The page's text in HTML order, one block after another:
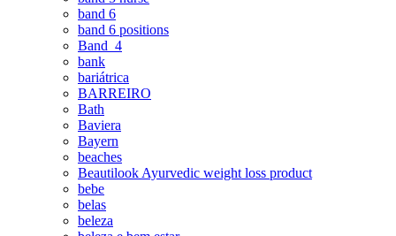
band 6
band 6 positions
Band_4
bank
bariátrica
BARREIRO
Bath
Baviera
Bayern
beaches
Beautilook Ayurvedic weight loss product
bebe
belas
beleza